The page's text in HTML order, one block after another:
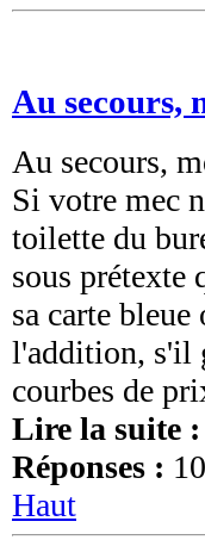
Au secours,
Au secours,
Si votre mec
toilette du
sous prétexte
sa carte
l'addition, s'il
courbes de
Lire la suite :
Réponses : 10
Haut